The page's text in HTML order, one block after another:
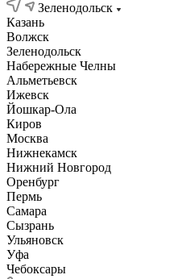
Зеленодольск
Казань
Волжск
Зеленодольск
Набережные Челны
Альметьевск
Ижевск
Йошкар-Ола
Киров
Москва
Нижнекамск
Нижний Новгород
Оренбург
Пермь
Самара
Сызрань
Ульяновск
Уфа
Чебоксары